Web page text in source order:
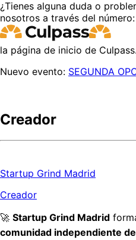
¿Tienes alguna duda o
nosotros a través del número:
la página de inicio de Culpass.
Nuevo evento: SEGUNDA
Creador
Startup Grind Madrid
Creador
🚀 Startup Grind Madrid
comunidad independiente